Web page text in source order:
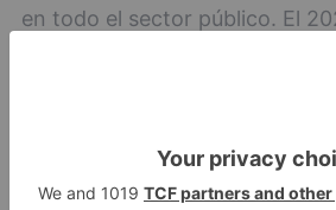
en todo el sector público. El
Europea. No hay que olvidar
Correos arrastra a día de hoy